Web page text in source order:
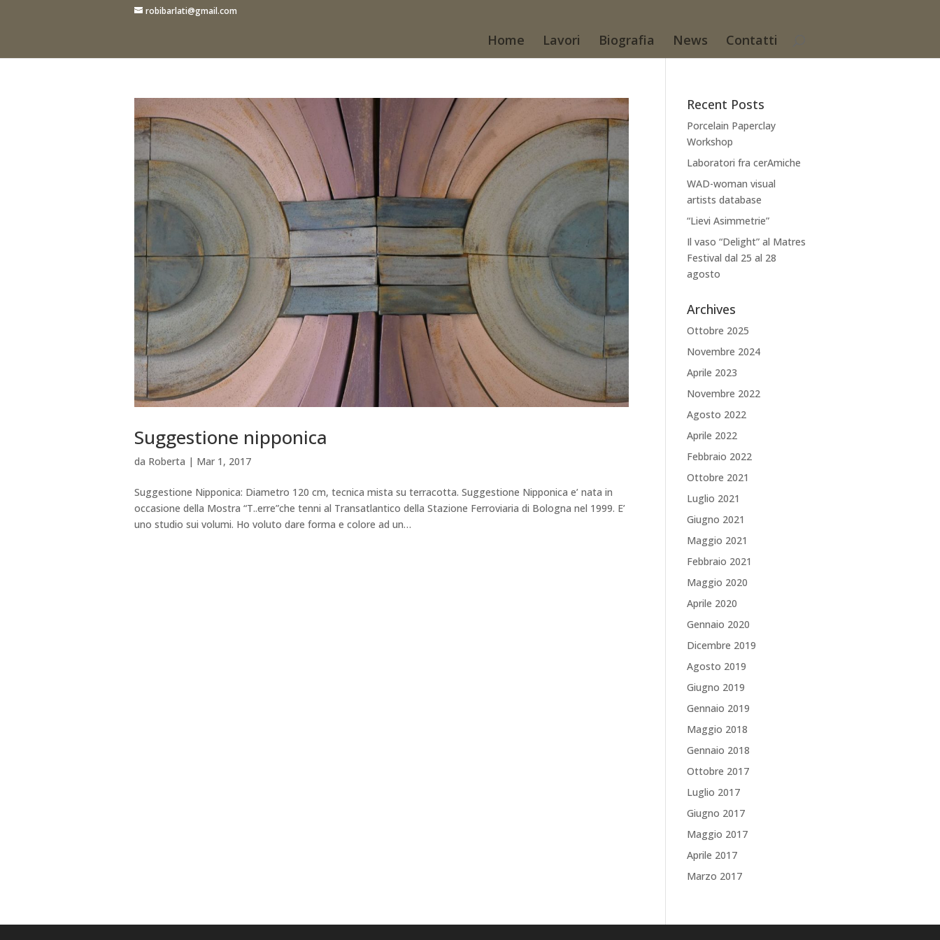
robibarlati@gmail.com
Home Lavori Biografia News Contatti
Suggestione nipponica
da Roberta | Mar 1, 2017
Suggestione Nipponica: Diametro 120 cm, tecnica mista su terracotta. Suggestione Nipponica e’ nata in
occasione della Mostra “T..erre”che tenni al Transatlantico della Stazione Ferroviaria di Bologna nel 1999. E’
uno studio sui volumi. Ho voluto dare forma e colore ad un…
Recent Posts
Porcelain Paperclay
Workshop
Laboratori fra cerAmiche
WAD-woman visual
artists database
“Lievi Asimmetrie”
Il vaso “Delight” al Matres
Festival dal 25 al 28
agosto
Archives
Ottobre 2025
Novembre 2024
Aprile 2023
Novembre 2022
Agosto 2022
Aprile 2022
Febbraio 2022
Ottobre 2021
Luglio 2021
Giugno 2021
Maggio 2021
Febbraio 2021
Maggio 2020
Aprile 2020
Gennaio 2020
Dicembre 2019
Agosto 2019
Giugno 2019
Gennaio 2019
Maggio 2018
Gennaio 2018
Ottobre 2017
Luglio 2017
Giugno 2017
Maggio 2017
Aprile 2017
Marzo 2017